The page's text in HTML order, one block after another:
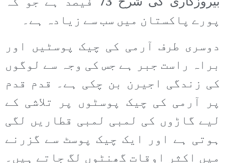
پورے پاکستان میں سب سے زیادہ ہے۔
دوسری طرف آرمی کی چیک پوسٹیں اور
براہ راست جبر ہے جس کی وجہ سے لوگوں
کی زندگی اجیرن بن چکی ہے۔ قدم قدم
پر آرمی کی چیک پوسٹوں پر تلاشی کے
لیے گاڑوں کی لمبی لمبی قطاریں لگی
ہوتی ہے اور ایک چیک پوسٹ سے گزرنے
میں اکثر اوقات گھنٹوں لگ جاتے ہیں۔